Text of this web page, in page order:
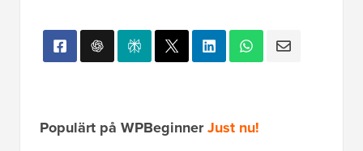
Populärt på WPBeginnerJust nu!